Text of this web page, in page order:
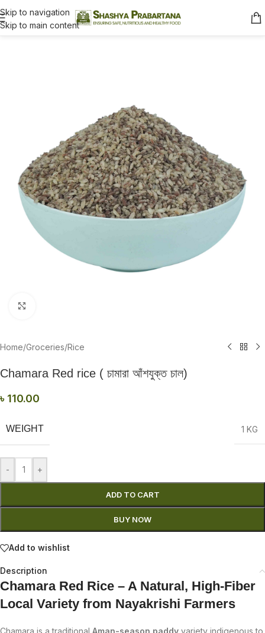
Skip to navigation
Skip to main content
Home/Groceries/Rice
Chamara Red rice ( চামারা আঁশযুক্ত চাল)
৳ 110.00
WEIGHT 1 KG
- +
ADD TO CART
BUY NOW
Add to wishlist
Description
Chamara Red Rice – A Natural, High-Fiber
Local Variety from Nayakrishi Farmers
Chamara is a traditional Aman-season paddy variety indigenous to